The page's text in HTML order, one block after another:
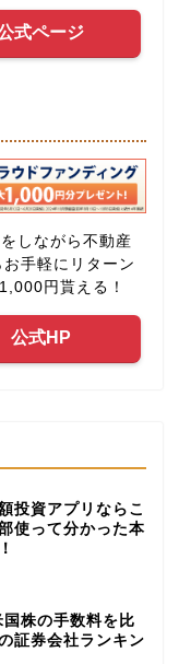
式ページ
しながら不動産
手軽にリターン
円貰える！
公式HP
投資アプリならこ
使って分かった本
国株の手数料を比
証券会社ランキン